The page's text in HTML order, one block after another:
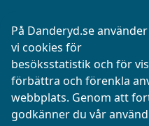
På Danderyd.se använder
vi cookies för
besöksstatistik och för
förbättra och förenkla
webbplats. Genom att
godkänner du vår